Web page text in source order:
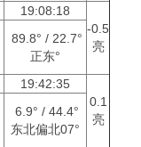
19:08:18
-0.5
亮
89.8° / 22.7°
正东°
19:42:35
0.1
亮
6.9° / 44.4°
东北偏北07°